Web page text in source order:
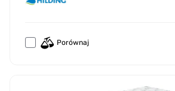
Porównaj